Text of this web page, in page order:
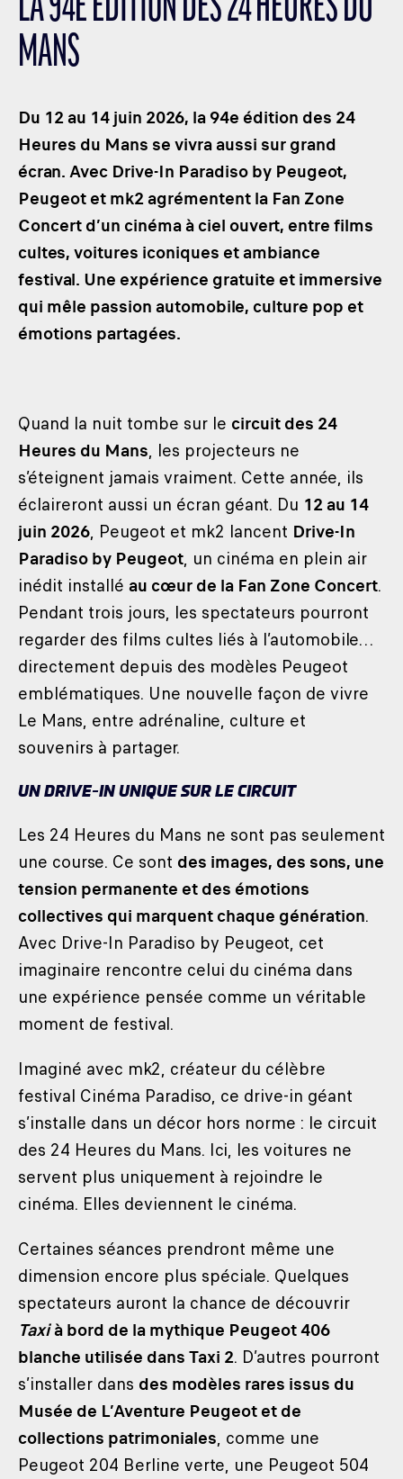
LES CATÉGORIES
DÉVELOPPEMENT DURABLE
SEA BY DHL
PARTENAIRES
NEWSLETTER
LA 94E ÉDITION DES 24 HEURES DU
MANS
Du 12 au 14 juin 2026, la 94e édition des 24
Heures du Mans se vivra aussi sur grand
écran. Avec Drive-In Paradiso by Peugeot,
Peugeot et mk2 agrémentent la Fan Zone
Concert d’un cinéma à ciel ouvert, entre films
cultes, voitures iconiques et ambiance
festival. Une expérience gratuite et immersive
qui mêle passion automobile, culture pop et
émotions partagées.
Quand la nuit tombe sur le circuit des 24
Heures du Mans, les projecteurs ne
s’éteignent jamais vraiment. Cette année, ils
éclaireront aussi un écran géant. Du 12 au 14
juin 2026, Peugeot et mk2 lancent Drive-In
Paradiso by Peugeot, un cinéma en plein air
inédit installé au cœur de la Fan Zone Concert.
Pendant trois jours, les spectateurs pourront
regarder des films cultes liés à l’automobile…
directement depuis des modèles Peugeot
emblématiques. Une nouvelle façon de vivre
Le Mans, entre adrénaline, culture et
souvenirs à partager.
UN DRIVE-IN UNIQUE SUR LE CIRCUIT
Les 24 Heures du Mans ne sont pas seulement
une course. Ce sont des images, des sons, une
tension permanente et des émotions
collectives qui marquent chaque génération.
Avec Drive-In Paradiso by Peugeot, cet
imaginaire rencontre celui du cinéma dans
une expérience pensée comme un véritable
moment de festival.
Imaginé avec mk2, créateur du célèbre
festival Cinéma Paradiso, ce drive-in géant
s’installe dans un décor hors norme : le circuit
des 24 Heures du Mans. Ici, les voitures ne
servent plus uniquement à rejoindre le
cinéma. Elles deviennent le cinéma.
Certaines séances prendront même une
dimension encore plus spéciale. Quelques
spectateurs auront la chance de découvrir
Taxià bord de la mythique Peugeot 406
blanche utilisée dans Taxi 2. D’autres pourront
s’installer dans des modèles rares issus du
Musée de L’Aventure Peugeot et de
collections patrimoniales, comme une
Peugeot 204 Berline verte, une Peugeot 504